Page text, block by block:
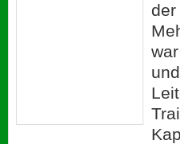
der